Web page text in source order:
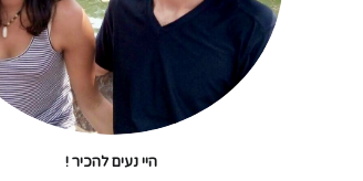
היי נעים להכיר !